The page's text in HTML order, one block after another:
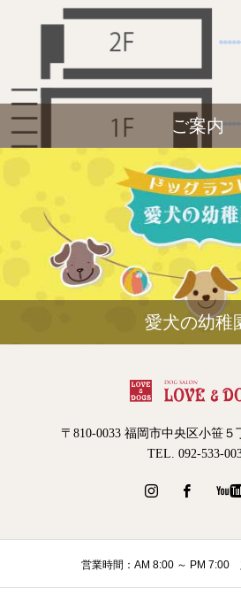
ご案内
愛犬の幼稚
〒810-0033 福岡市中央区小笹
TEL. 092-533-
営業時間：AM 8:00 ～ PM 7:00